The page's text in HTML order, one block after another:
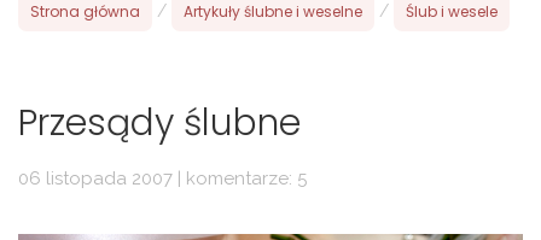
Strona główna / Artykuły ślubne i weselne / Ślub i wesele
Przesądy ślubne
06 listopada 2007 | komentarze: 5